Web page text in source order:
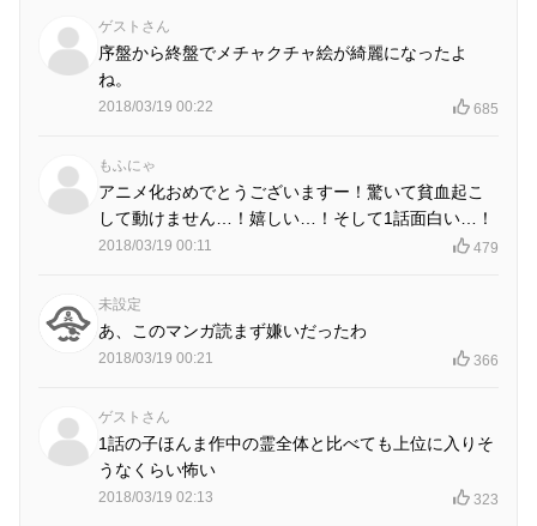
ゲストさん
序盤から終盤でメチャクチャ絵が綺麗になったよ
ね。
2018/03/19 00:22 685
もふにゃ
アニメ化おめでとうございますー！驚いて貧血起こ
して動けません…！嬉しい…！そして1話面白い…！
2018/03/19 00:11 479
未設定
あ、このマンガ読まず嫌いだったわ
2018/03/19 00:21 366
ゲストさん
1話の子ほんま作中の霊全体と比べても上位に入りそ
うなくらい怖い
2018/03/19 02:13 323